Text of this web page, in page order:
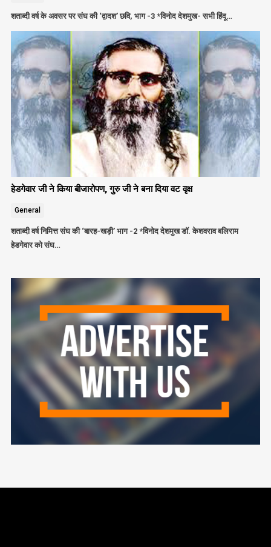
शताब्दी वर्ष के अवसर पर संघ की ‘द्वादश’ छवि, भाग -3 *विनोद देशमुख- सभी हिंदू…
हेडगेवार जी ने किया बीजारोपण, गुरु जी ने बना दिया वट वृक्ष
General
शताब्दी वर्ष निमित्त संघ की ‘बारह-खड़ी’ भाग -2 *विनोद देशमुख डॉ. केशवराव बलिराम
हेडगेवार को संघ…